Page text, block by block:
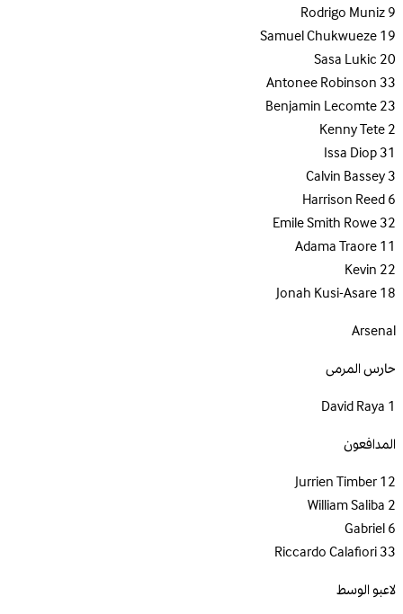
9
Rodrigo Muniz
19
Samuel Chukwueze
20
Sasa Lukic
33
Antonee Robinson
23
Benjamin Lecomte
2
Kenny Tete
31
Issa Diop
3
Calvin Bassey
6
Harrison Reed
32
Emile Smith Rowe
11
Adama Traore
22
Kevin
18
Jonah Kusi-Asare
Arsenal
حارس المرمى
1
David Raya
المدافعون
12
Jurrien Timber
2
William Saliba
6
Gabriel
33
Riccardo Calafiori
لاعبو الوسط